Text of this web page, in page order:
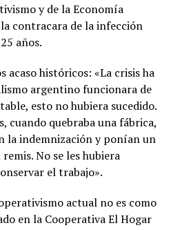
y de la Economía
la contracara de la infección
años.
acaso históricos: «La crisis ha
argentino funcionara de
esto no hubiera sucedido.
cuando quebraba una fábrica,
la indemnización y ponían un
No se les hubiera
el trabajo».
actual no es como
en la Cooperativa El Hogar